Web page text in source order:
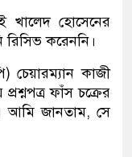
খালেদ হোসেনের
করেননি।
কাজী
ফাঁস চক্রের
আমি জানতাম, সে